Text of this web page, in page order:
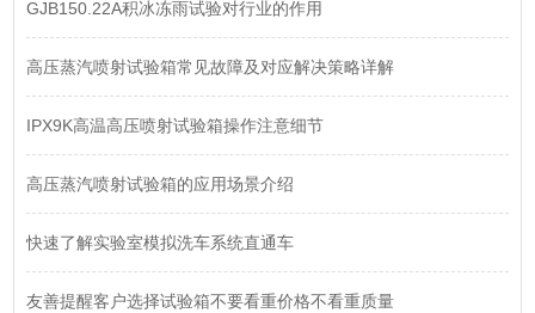
GJB150.22A积冰冻雨试验对行业的作用
高压蒸汽喷射试验箱常见故障及对应解决策略详解
IPX9K高温高压喷射试验箱操作注意细节
高压蒸汽喷射试验箱的应用场景介绍
快速了解实验室模拟洗车系统直通车
友善提醒客户选择试验箱不要看重价格不看重质量